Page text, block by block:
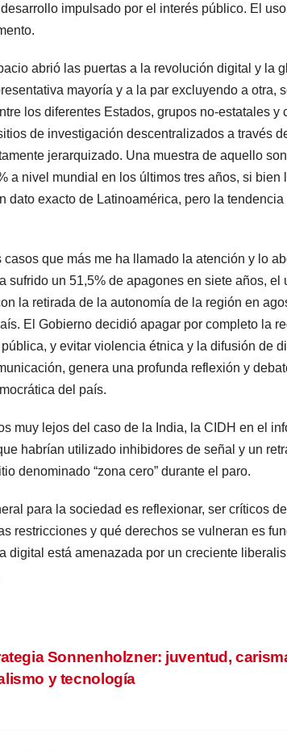
impulsado por el interés público. El
abrió las puertas a la revolución digital y
mayoría y a la par excluyendo a
los diferentes Estados, grupos no-estatales
de investigación descentralizados a través
jerarquizado. Una muestra de aquello
a nivel mundial en los últimos tres años, si
dato exacto de Latinoamérica, pero la
casos que más me ha llamado la atención y lo
sufrido un 51,5% de apagones en siete años,
la retirada de la autonomía de la región en
El Gobierno decidió apagar por completo la
y evitar violencia étnica y la difusión de
genera una profunda reflexión y
del país.
muy lejos del caso de la India, la CIDH en el
habrían utilizado inhibidores de señal y un
denominado “zona cero” durante el paro.
para la sociedad es reflexionar, ser críticos
restricciones y qué derechos se vulneran es
digital está amenazada por un creciente
Sonnenholzner: juventud,
y tecnología